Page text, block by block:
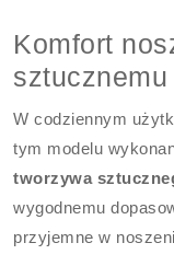
Komfort
sztucznemu
W codziennym
tym modelu
tworzywa
wygodnemu
przyjemne w